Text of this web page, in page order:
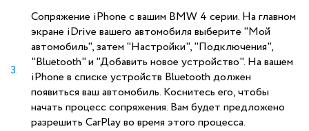
Сопряжение iPhone с вашим BMW 4 серии. На главном
экране iDrive вашего автомобиля выберите "Мой
автомобиль", затем "Настройки", "Подключения",
"Bluetooth" и "Добавить новое устройство". На вашем
iPhone в списке устройств Bluetooth должен
появиться ваш автомобиль. Коснитесь его, чтобы
начать процесс сопряжения. Вам будет предложено
разрешить CarPlay во время этого процесса.